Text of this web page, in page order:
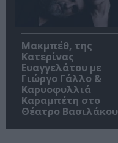
Μακμπέθ, της
Κατερίνας
Ευαγγελάτου με
Γιώργο Γάλλο &
Καρυοφυλλιά
Καραμπέτη στο
Θέατρο Βασιλάκου